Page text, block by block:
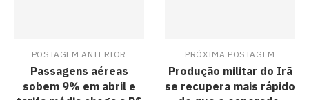
POSTAGEM ANTERIOR
Passagens aéreas
sobem 9% em abril e
PRÓXIMA POSTAGEM
Produção militar do Irã
se recupera mais rápido